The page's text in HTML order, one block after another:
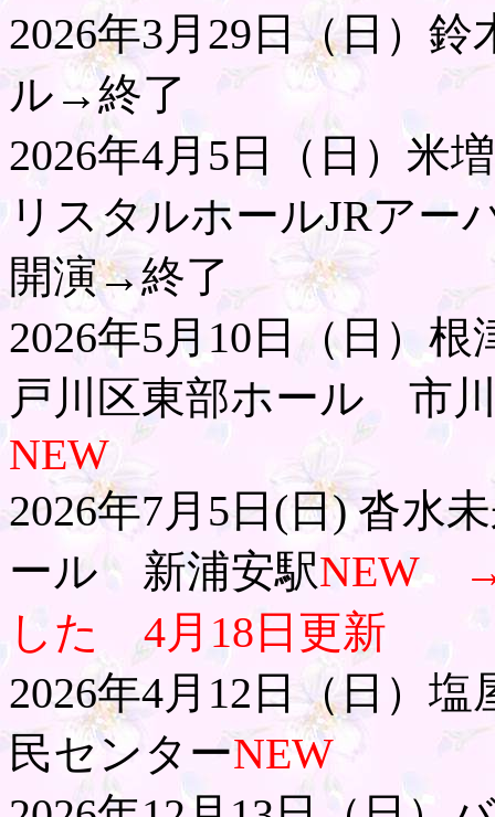
2026年3月29日（日）
ル→終了
2026年4月5日（日）
リスタルホールJRア
開演→終了
2026年5月10日（日）
戸川区東部ホール 市
NEW
2026年7月5日(日) 沓
ール 新浦安駅NEW →
した 4月18日更新
2026年4月12日（日）
民センターNEW